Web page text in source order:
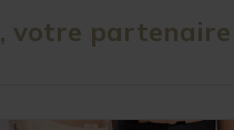
votre